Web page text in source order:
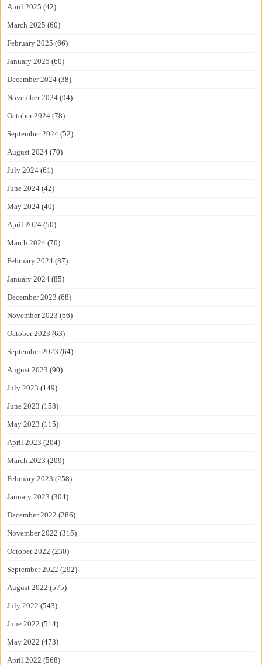
April 2025 (42)
March 2025 (60)
February 2025 (66)
January 2025 (60)
December 2024 (38)
November 2024 (94)
October 2024 (78)
September 2024 (52)
August 2024 (70)
July 2024 (61)
June 2024 (42)
May 2024 (40)
April 2024 (50)
March 2024 (70)
February 2024 (87)
January 2024 (85)
December 2023 (68)
November 2023 (66)
October 2023 (63)
September 2023 (64)
August 2023 (90)
July 2023 (149)
June 2023 (158)
May 2023 (115)
April 2023 (204)
March 2023 (209)
February 2023 (258)
January 2023 (304)
December 2022 (286)
November 2022 (315)
October 2022 (230)
September 2022 (292)
August 2022 (575)
July 2022 (543)
June 2022 (514)
May 2022 (473)
April 2022 (568)